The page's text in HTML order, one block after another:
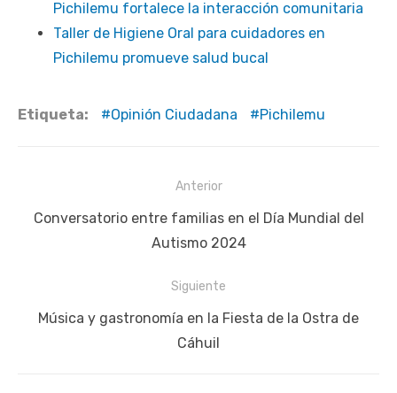
Pichilemu fortalece la interacción comunitaria
Taller de Higiene Oral para cuidadores en
Pichilemu promueve salud bucal
Etiqueta: Opinión Ciudadana Pichilemu
de
Anterior
Publicación
Conversatorio entre familias en el Día Mundial del
Autismo 2024
Siguiente
Siguiente
Música y gastronomía en la Fiesta de la Ostra de
Cáhuil